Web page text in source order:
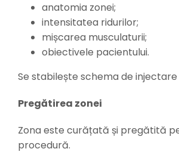
anatomia zonei;
intensitatea ridurilor;
mișcarea musculaturii;
obiectivele pacientului.
Se stabilește schema de
Pregătirea zonei
Zona este curățată și pregătită
procedură.